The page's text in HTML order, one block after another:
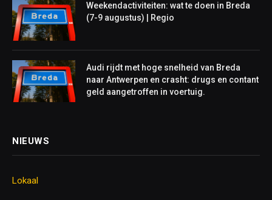
Weekendactiviteiten: wat te doen in Breda
(7-9 augustus) | Regio
Audi rijdt met hoge snelheid van Breda
naar Antwerpen en crasht: drugs en contant
geld aangetroffen in voertuig.
NIEUWS
Lokaal